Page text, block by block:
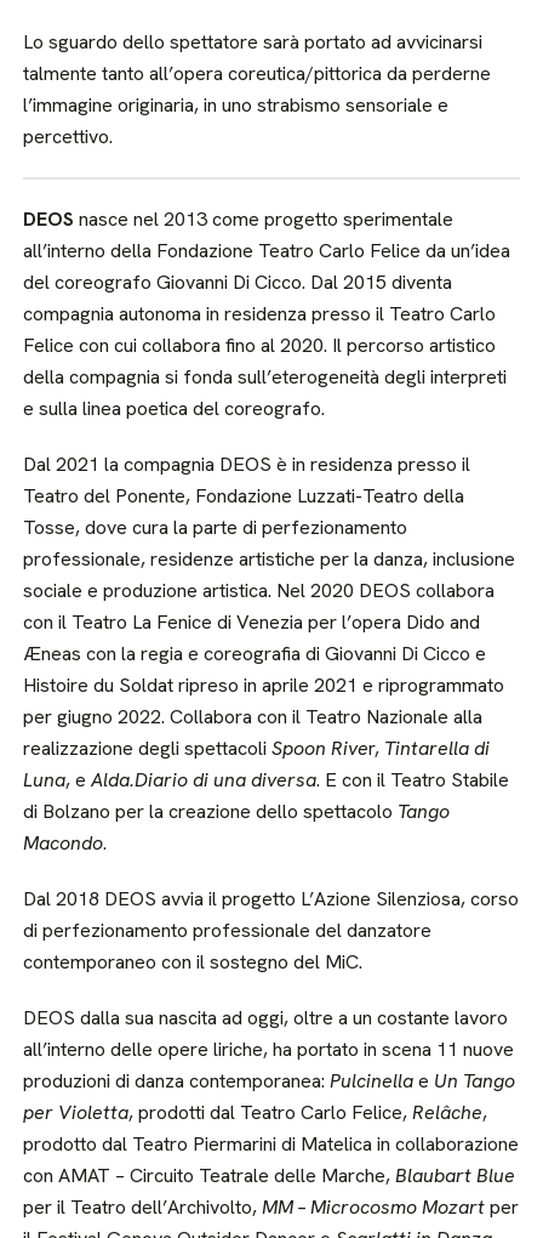
Lo sguardo dello spettatore sarà portato ad avvicinarsi
talmente tanto all’opera coreutica/pittorica da perderne
l’immagine originaria, in uno strabismo sensoriale e
percettivo.
DEOS nasce nel 2013 come progetto sperimentale
all’interno della Fondazione Teatro Carlo Felice da un’idea
del coreografo Giovanni Di Cicco. Dal 2015 diventa
compagnia autonoma in residenza presso il Teatro Carlo
Felice con cui collabora fino al 2020. Il percorso artistico
della compagnia si fonda sull’eterogeneità degli interpreti
e sulla linea poetica del coreografo.
Dal 2021 la compagnia DEOS è in residenza presso il
Teatro del Ponente, Fondazione Luzzati-Teatro della
Tosse, dove cura la parte di perfezionamento
professionale, residenze artistiche per la danza, inclusione
sociale e produzione artistica. Nel 2020 DEOS collabora
con il Teatro La Fenice di Venezia per l’opera Dido and
Æneas con la regia e coreografia di Giovanni Di Cicco e
Histoire du Soldat ripreso in aprile 2021 e riprogrammato
per giugno 2022. Collabora con il Teatro Nazionale alla
realizzazione degli spettacoliSpoon River, Tintarella di
Luna, eAlda.Diario di una diversa. E con il Teatro Stabile
di Bolzano per la creazione dello spettacolo Tango
Macondo.
Dal 2018 DEOS avvia il progetto L’Azione Silenziosa, corso
di perfezionamento professionale del danzatore
contemporaneo con il sostegno del MiC.
DEOS dalla sua nascita ad oggi, oltre a un costante lavoro
all’interno delle opere liriche, ha portato in scena 11 nuove
produzioni di danza contemporanea:Pulcinellae Un Tango
per Violetta, prodotti dal Teatro Carlo Felice,Relâche,
prodotto dal Teatro Piermarini di Matelica in collaborazione
con AMAT – Circuito Teatrale delle Marche,Blaubart Blue
per il Teatro dell’Archivolto,MM – Microcosmo Mozartper